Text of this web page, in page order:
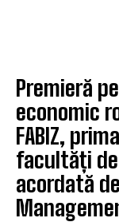
Premieră
economic
FABIZ,
facultăți
acordată